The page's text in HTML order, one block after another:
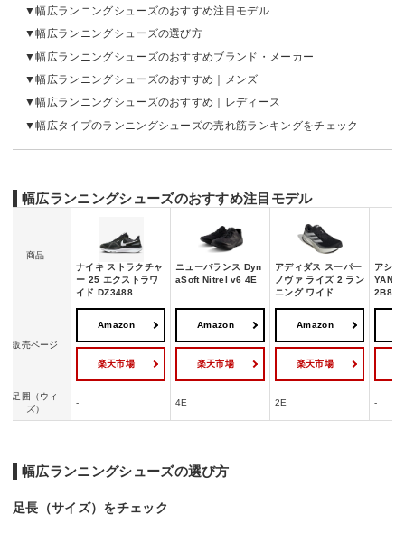
幅広ランニングシューズのおすすめ注目モデル
幅広ランニングシューズの選び方
幅広ランニングシューズのおすすめブランド・メーカー
幅広ランニングシューズのおすすめ｜メンズ
幅広ランニングシューズのおすすめ｜レディース
幅広タイプのランニングシューズの売れ筋ランキングをチェック
幅広ランニングシューズのおすすめ注目モデル
商品
ナイキ ストラクチャ
ー 25 エクストラワ
イド DZ3488
ニューバランス Dyn
aSoft Nitrel v6 4E
アディダス スーパー
ノヴァ ライズ 2 ラン
ニング ワイド
アシ
YANO
2B839
販売ページ
Amazon
楽天市場
Amazon
楽天市場
Amazon
楽天市場
足囲（ウィ
ズ）
- 4E 2E -
幅広ランニングシューズの選び方
足長（サイズ）をチェック